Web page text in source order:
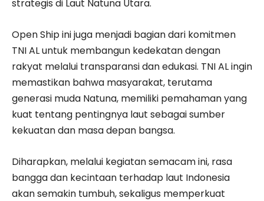
strategis di Laut Natuna Utara.
Open Ship ini juga menjadi bagian dari komitmen
TNI AL untuk membangun kedekatan dengan
rakyat melalui transparansi dan edukasi. TNI AL ingin
memastikan bahwa masyarakat, terutama
generasi muda Natuna, memiliki pemahaman yang
kuat tentang pentingnya laut sebagai sumber
kekuatan dan masa depan bangsa.
Diharapkan, melalui kegiatan semacam ini, rasa
bangga dan kecintaan terhadap laut Indonesia
akan semakin tumbuh, sekaligus memperkuat